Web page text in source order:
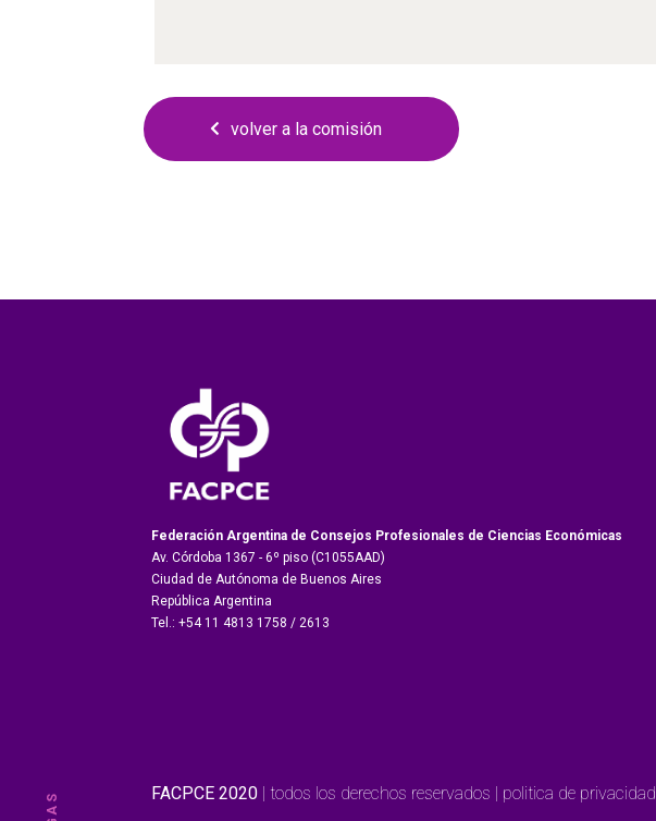
volver a la comisión
Federación Argentina de Consejos Profesionales de Ciencias Económicas
Av. Córdoba 1367 - 6º piso (C1055AAD)
Ciudad de Autónoma de Buenos Aires
República Argentina
Tel.: +54 11 4813 1758 / 2613
FACPCE 2020 | todos los derechos reservados | politica de privacidad